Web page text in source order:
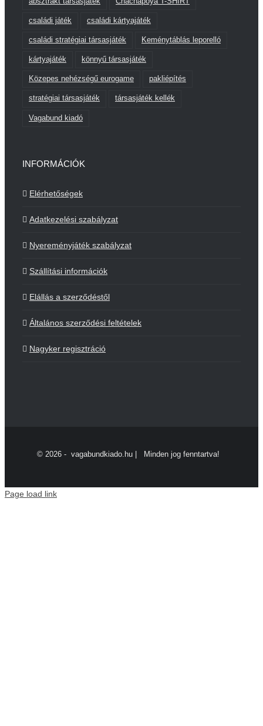
családi játék családi kártyajáték
családi stratégiai társasjáték Keménytáblás leporelló
kártyajáték könnyű társasjáték
Közepes nehézségű eurogame pakliépítés
stratégiai társasjáték társasjáték kellék
Vagabund kiadó
INFORMÁCIÓK
Elérhetőségek
Adatkezelési szabályzat
Nyereményjáték szabályzat
Szállítási információk
Elállás a szerződéstől
Általános szerződési feltételek
Nagyker regisztráció
© 2026 - vagabundkiado.hu | Minden jog fenntartva!
Page load link